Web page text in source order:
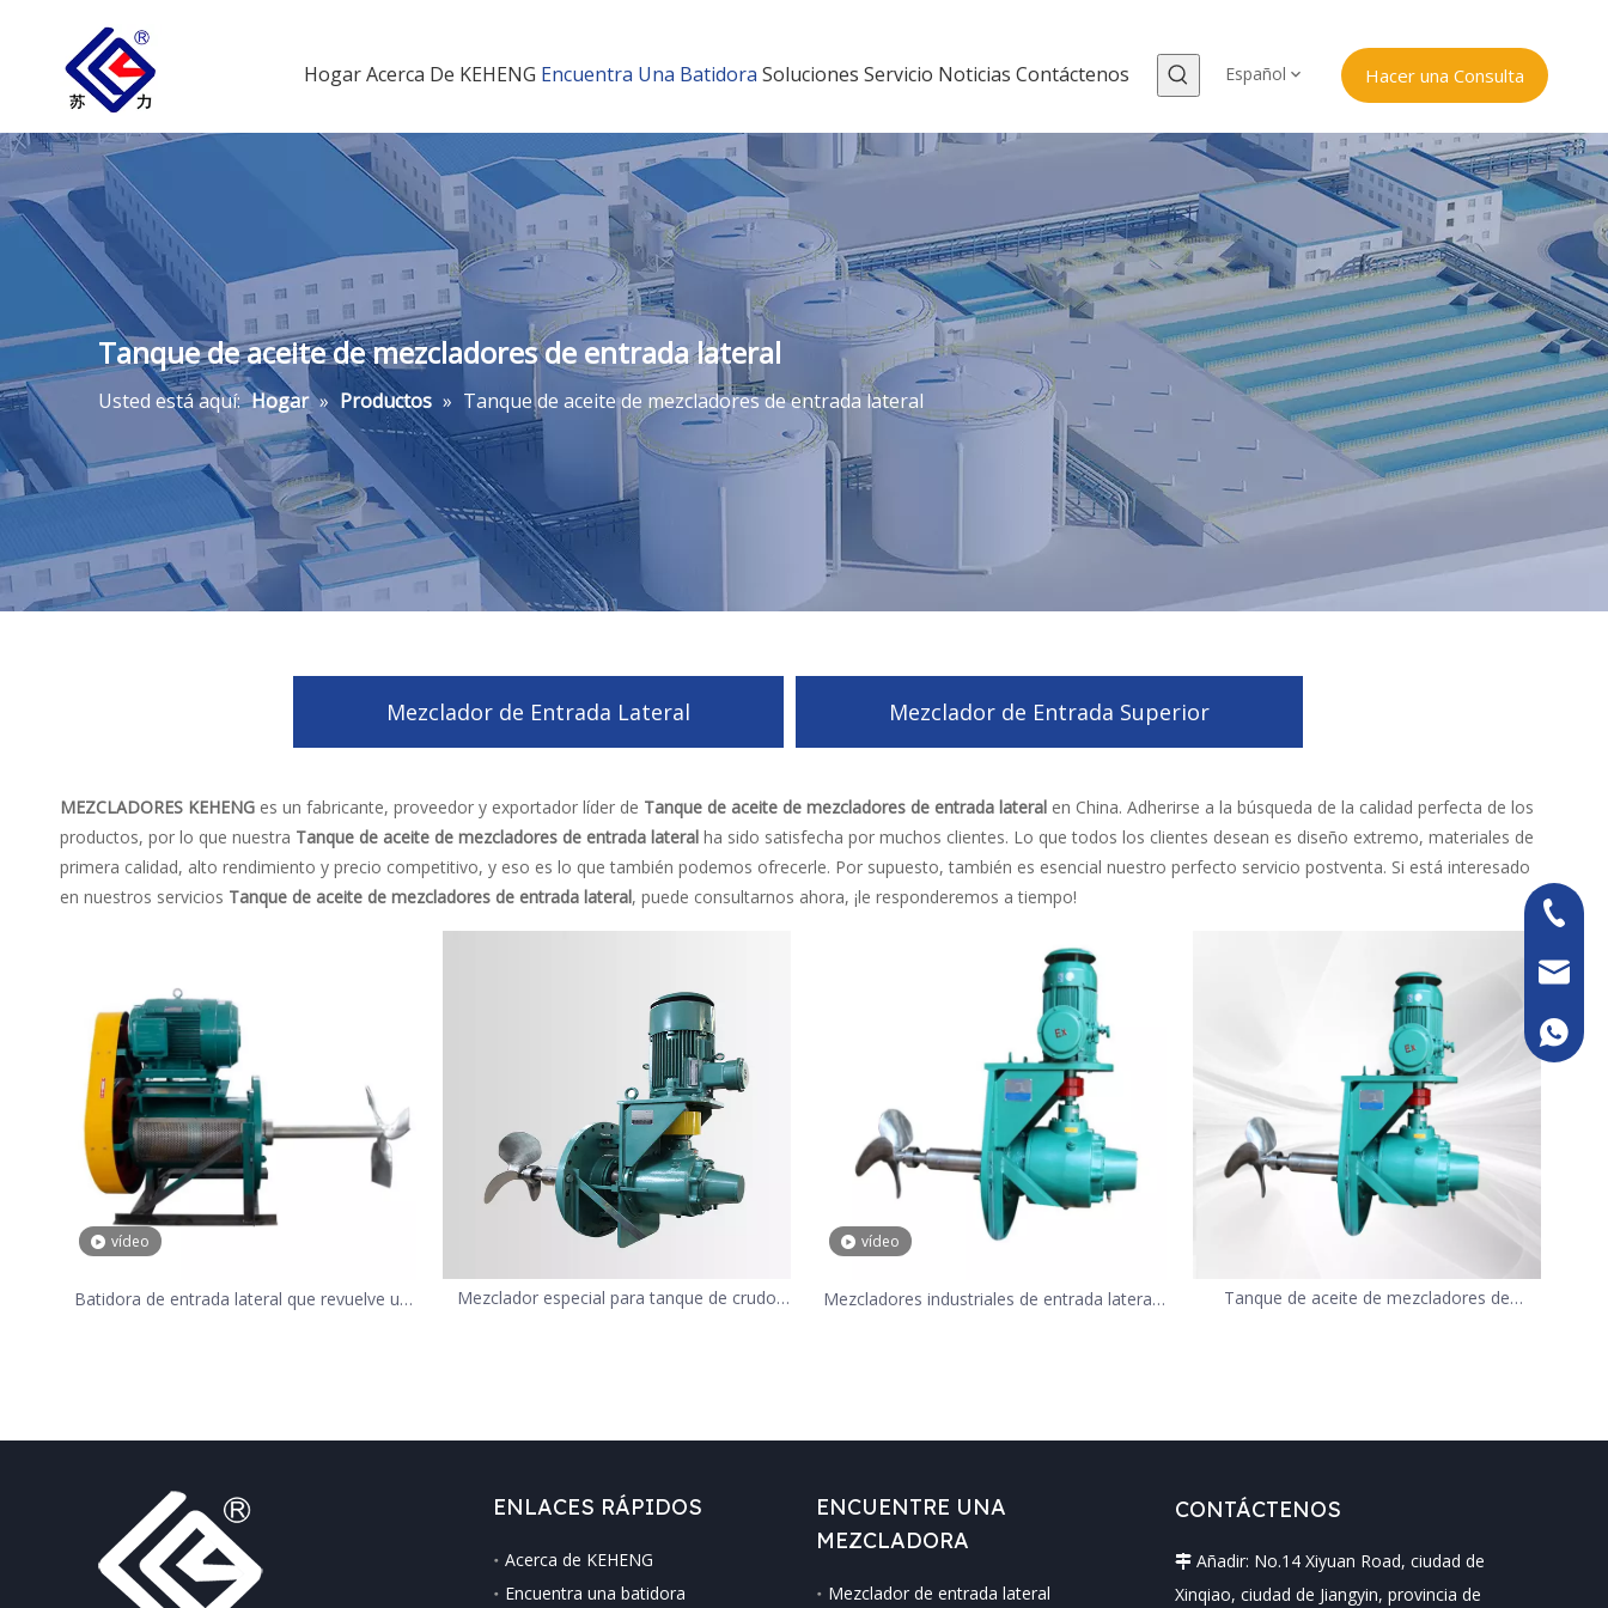
HogarAcerca De KEHENG Encuentra Una Batidora Soluciones Servicio Noticias Contáctenos Español Hacer una Consulta
Tanque de aceite de mezcladores de entrada lateral
Usted está aquí: Hogar » Productos » Tanque de aceite de mezcladores de entrada lateral
Mezclador de Entrada Lateral Mezclador de Entrada Superior
MEZCLADORES KEHENG es un fabricante, proveedor y exportador líder de Tanque de aceite de mezcladores de entrada lateral en China. Adherirse a la búsqueda de la calidad perfecta de los
productos, por lo que nuestra Tanque de aceite de mezcladores de entrada lateral ha sido satisfecha por muchos clientes. Lo que todos los clientes desean es diseño extremo, materiales de
primera calidad, alto rendimiento y precio competitivo, y eso es lo que también podemos ofrecerle. Por supuesto, también es esencial nuestro perfecto servicio postventa. Si está interesado
en nuestros servicios Tanque de aceite de mezcladores de entrada lateral, puede consultarnos ahora, ¡le responderemos a tiempo!
vídeo
Batidora de entrada lateral que revuelve un
Mezclador especial para tanque de crudo
vídeo
Mezcladores industriales de entrada lateral,
Tanque de aceite de mezcladores de
ENLACES RÁPIDOS
Acerca de KEHENG
Encuentra una batidora
ENCUENTRE UNA
MEZCLADORA
Mezclador de entrada lateral
CONTÁCTENOS
 Añadir: No.14 Xiyuan Road, ciudad de
Xinqiao, ciudad de Jiangyin, provincia de
+86-